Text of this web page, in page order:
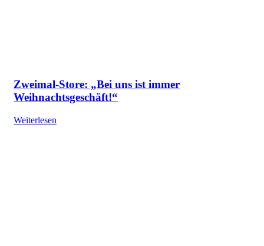
Zweimal-Store: „Bei uns ist immer
Weihnachtsgeschäft!“
Weiterlesen